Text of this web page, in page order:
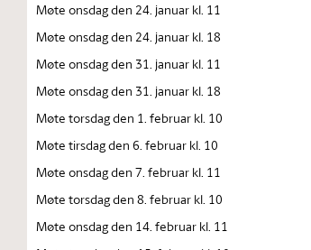
Møte onsdag den 24. januar kl. 11
Møte onsdag den 24. januar kl. 18
Møte onsdag den 31. januar kl. 11
Møte onsdag den 31. januar kl. 18
Møte torsdag den 1. februar kl. 10
Møte tirsdag den 6. februar kl. 10
Møte onsdag den 7. februar kl. 11
Møte torsdag den 8. februar kl. 10
Møte onsdag den 14. februar kl. 11